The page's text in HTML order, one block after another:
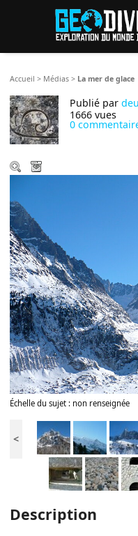
Accueil > Médias > La mer de glace
Publié par
1666 vues
0
Échelle du sujet : non renseignée
<
Description